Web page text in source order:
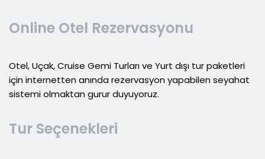
Online Otel Rezervasyonu
Otel, Uçak, Cruise Gemi Turları ve Yurt dışı tur paketleri
için internetten anında rezervasyon yapabilen seyahat
sistemi olmaktan gurur duyuyoruz.
Tur Seçenekleri